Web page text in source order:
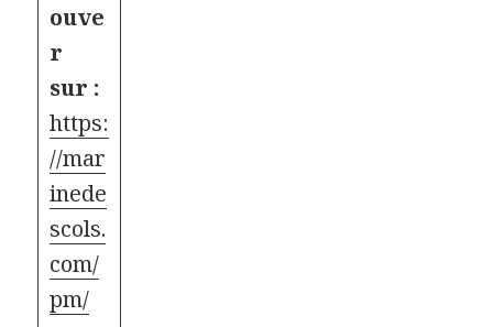
ouve
r
sur :
https:
//mar
inede
scols.
com/
pm/